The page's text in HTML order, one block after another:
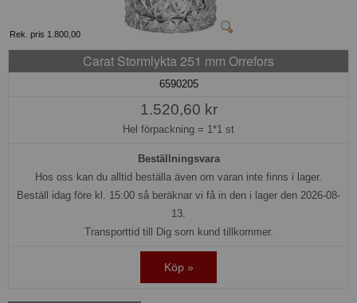
Rek. pris 1.800,00
Carat Stormlykta 251 mm Orrefors
6590205
1.520,60 kr
Hel förpackning = 1*1 st
Beställningsvara
Hos oss kan du alltid beställa även om varan inte finns i lager.
Beställ idag före kl. 15:00 så beräknar vi få in den i lager den 2026-08-
13.
Transporttid till Dig som kund tillkommer.
Köp »